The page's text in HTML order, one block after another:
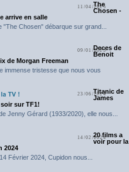
11/04/2025
The
Chosen -
arrive en salle
"The Chosen" débarque sur grand...
09/01/2025Deces de
Benoit
de Morgan Freeman
immense tristesse que nous vous
23/06/2024Titanic de
James
sur TF1!
Jenny Gérard (1933/2020), elle nous...
14/02/202420 films a
voir pour la
2024
Février 2024, Cupidon nous...